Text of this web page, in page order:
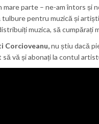
parte – ne-am întors și
pentru muzică și
muzica, să cumpărați
Corcioveanu,nu știu dacă
să vă și abonați la contul